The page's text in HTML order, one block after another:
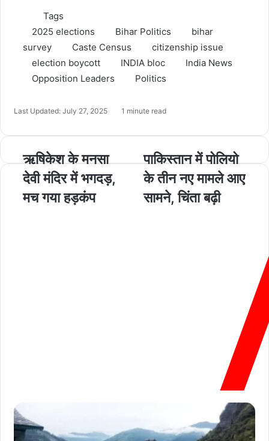
Tags
2025 elections
Bihar Politics
bihar
survey
Caste Census
citizenship issue
election boycott
INDIA bloc
India News
Opposition Leaders
Politics
Last Updated: July 27, 2025 1 minute read
ऋषिकेश के मनसा
देवी मंदिर में भगदड़,
मच गया हड़कंप
पाकिस्तान में पोलियो
के तीन नए मामले आए
सामने, चिंता बढ़ी